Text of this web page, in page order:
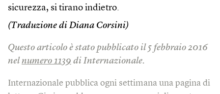
sicurezza, si tirano indietro.
(Traduzione di Diana Corsini)
Questo articolo è stato pubblicato il 5 febbraio 2016
nel numero 1139 di Internazionale.
Internazionale pubblica ogni settimana una pagina di